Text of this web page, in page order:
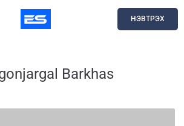
НЭВТРЭХ
Barkhas